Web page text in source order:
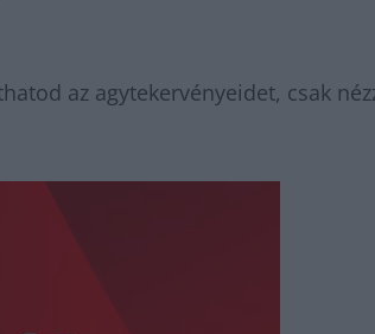
az agytekervényeidet, csak